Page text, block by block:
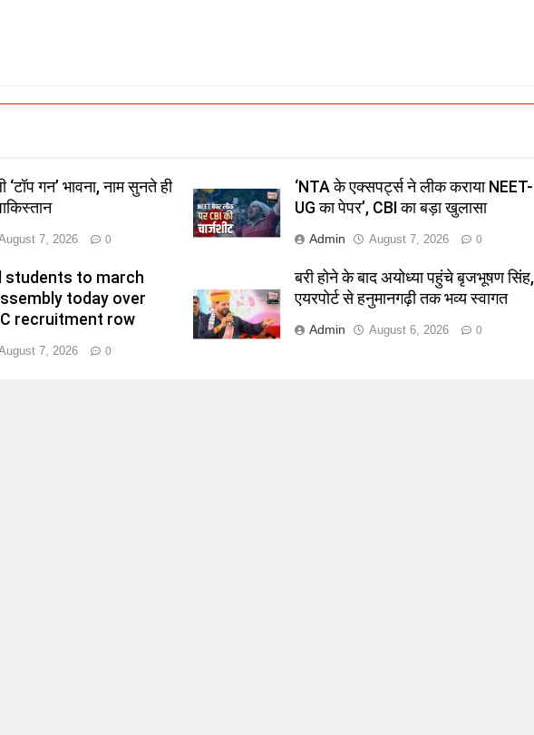
‘टॉप गन’ भावना, नाम सुनते ही
7, 2026 0
‘NTA के एक्सपर्ट्स ने लीक कराया NEET-
UG का पेपर’, CBI का बड़ा खुलासा
Admin August 7, 2026 0
students to march
today over
recruitment row
7, 2026 0
बरी होने के बाद अयोध्या पहुंचे बृजभूषण सिंह,
एयरपोर्ट से हनुमानगढ़ी तक भव्य स्वागत
Admin August 6, 2026 0